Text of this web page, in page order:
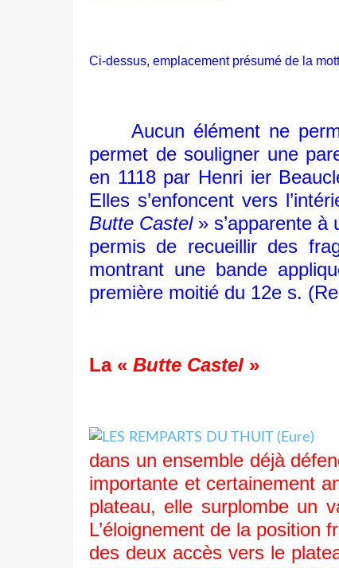
Ci-dessus, emplacement présumé de la
Aucun élément ne
permet de souligner une
en 1118 par Henri ier
Elles s’enfoncent vers
Butte Castel » s’apparente
permis de recueillir des
montrant une bande
première moitié du 12e s.
La « Butte Castel »
dans un ensemble déjà
importante et certainement
plateau, elle surplombe un
L’éloignement de la position
des deux accès vers le